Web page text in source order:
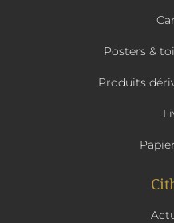
Posters &
Produits